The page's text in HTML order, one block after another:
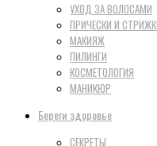
УХОД ЗА ВОЛОСАМИ
ПРИЧЕСКИ И
МАКИЯЖ
ПИЛИНГИ
КОСМЕТОЛОГИЯ
МАНИКЮР
Береги здоровье
СЕКРЕТЫ